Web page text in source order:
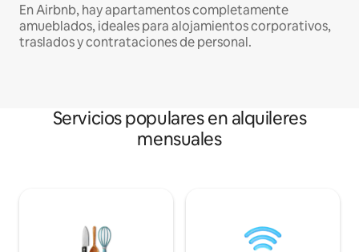
En Airbnb, hay apartamentos completamente
amueblados, ideales para alojamientos corporativos,
traslados y contrataciones de personal.
Servicios populares en alquileres
mensuales